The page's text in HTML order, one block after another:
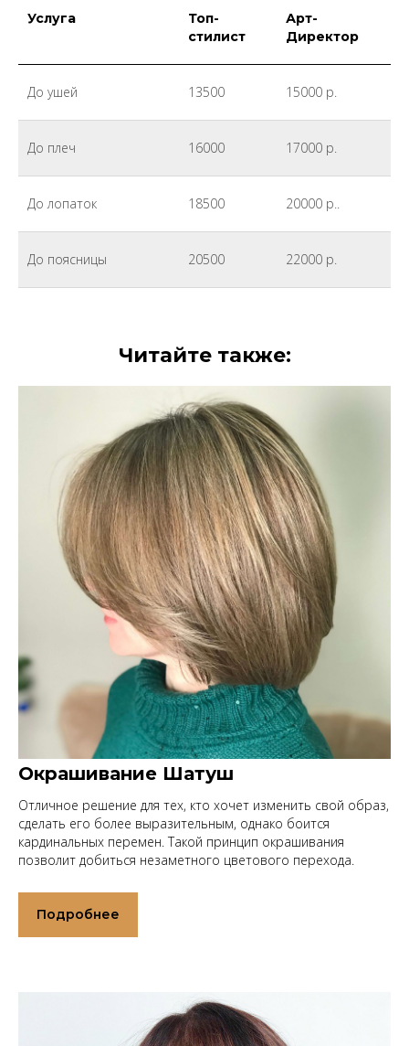
Услуга
Топ-
стилист
Арт-
Директор
До ушей 13500 15000 р.
До плеч 16000 17000 р.
До лопаток 18500 20000 р..
До поясницы 20500 22000 р.
Читайте также:
Окрашивание Шатуш
Отличное решение для тех, кто хочет изменить свой образ,
сделать его более выразительным, однако боится
кардинальных перемен. Такой принцип окрашивания
позволит добиться незаметного цветового перехода.
Подробнее